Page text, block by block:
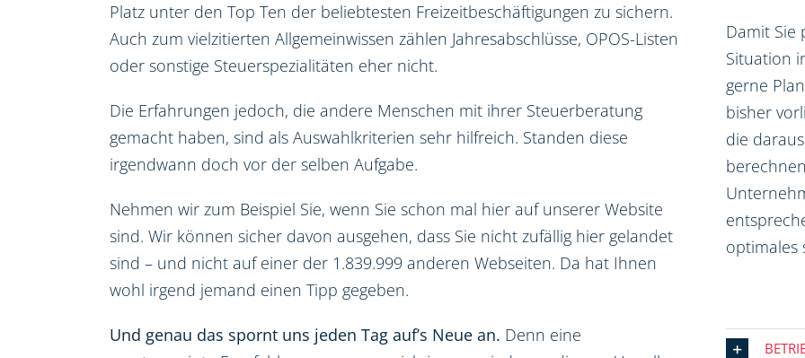
Platz unter den Top Ten der beliebtesten Freizeitbeschäftigungen zu sichern.
Auch zum vielzitierten Allgemeinwissen zählen Jahresabschlüsse, OPOS-Listen
oder sonstige Steuerspezialitäten eher nicht.
Die Erfahrungen jedoch, die andere Menschen mit ihrer Steuerberatung
gemacht haben, sind als Auswahlkriterien sehr hilfreich. Standen diese
irgendwann doch vor der selben Aufgabe.
Nehmen wir zum Beispiel Sie, wenn Sie schon mal hier auf unserer Website
sind. Wir können sicher davon ausgehen, dass Sie nicht zufällig hier gelandet
sind – und nicht auf einer der 1.839.999 anderen Webseiten. Da hat Ihnen
wohl irgend jemand einen Tipp gegeben.
Und genau das spornt uns jeden Tag auf’s Neue an. Denn eine
Damit Sie
Situation
gerne
bisher
die
optimales